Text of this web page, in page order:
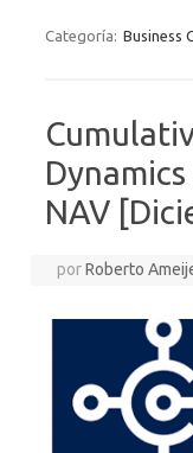
Categoría: Business
NAV
porRoberto